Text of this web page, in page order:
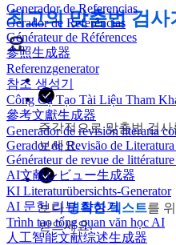
Generador de Referencias
Gerador de Referências
Générateur de Références
参照生成器
Referenzgenerator
참조 생성기
Công Cụ Tạo Tài Liệu Tham
參考文獻生成器
Generador de revisión literaria
Gerador de Revisão de
Générateur de revue de
AI文献レビュー生成器
KI Literaturübersichts-Generator
AI 문헌 리뷰 작성기
Trình tạo tổng quan văn học AI
人工智能文献综述生成器
최고의 맞춤법 검사
요
즉각적으로 맞춤법 검사
보세요.
보다명확한 텍스트를
받으세요.